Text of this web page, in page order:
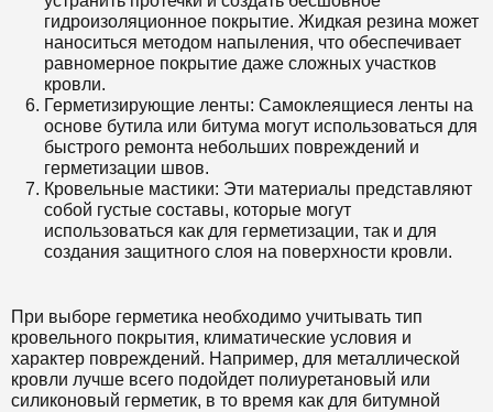
гидроизоляционное покрытие. Жидкая резина может
наноситься методом напыления, что обеспечивает
равномерное покрытие даже сложных участков
кровли.
Герметизирующие ленты: Самоклеящиеся ленты на
основе бутила или битума могут использоваться для
быстрого ремонта небольших повреждений и
герметизации швов.
Кровельные мастики: Эти материалы представляют
собой густые составы, которые могут
использоваться как для герметизации, так и для
создания защитного слоя на поверхности кровли.
При выборе герметика необходимо учитывать тип
кровельного покрытия, климатические условия и
характер повреждений. Например, для металлической
кровли лучше всего подойдет полиуретановый или
силиконовый герметик, в то время как для битумной